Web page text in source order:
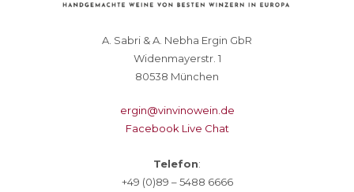
A. Sabri & A. Nebha Ergin GbR
Widenmayerstr. 1
80538 München
ergin@vinvinowein.de
Facebook Live Chat
Telefon:
+49 (0)89 – 5488 6666